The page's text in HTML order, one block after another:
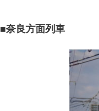
■奈良方面列車